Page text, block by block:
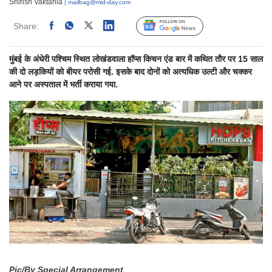
| mailbag@mid-day.com
Share: Linked Follow Us
मुंबई के अंधेरी पश्चिम स्थित लोखंडवाला हॉप्स किचन एंड बार में कथित तौर पर 15 साल
की दो लड़कियों को बीयर परोसी गई. इसके बाद दोनों को अत्यधिक उल्टी और चक्कर
आने पर अस्पताल में भर्ती कराया गया.
Pic/By Special Arrangement